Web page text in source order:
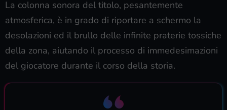
La colonna sonora del titolo, pesantemente
atmosferica, è in grado di riportare a schermo la
desolazioni ed il brullo delle infinite praterie tossiche
della zona, aiutando il processo di immedesimazioni
del giocatore durante il corso della storia.